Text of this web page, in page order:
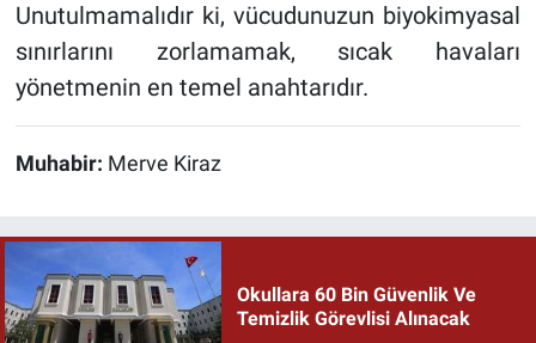
Unutulmamalıdır ki, vücudunuzun biyokimyasal
sınırlarını zorlamamak, sıcak havaları
yönetmenin en temel anahtarıdır.
Muhabir: Merve Kiraz
Okullara 60 Bin Güvenlik Ve
Temizlik Görevlisi Alınacak